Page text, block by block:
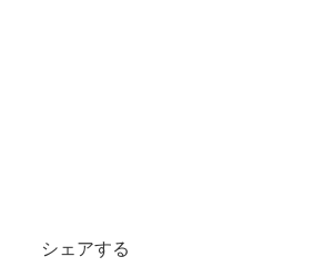
シェアする